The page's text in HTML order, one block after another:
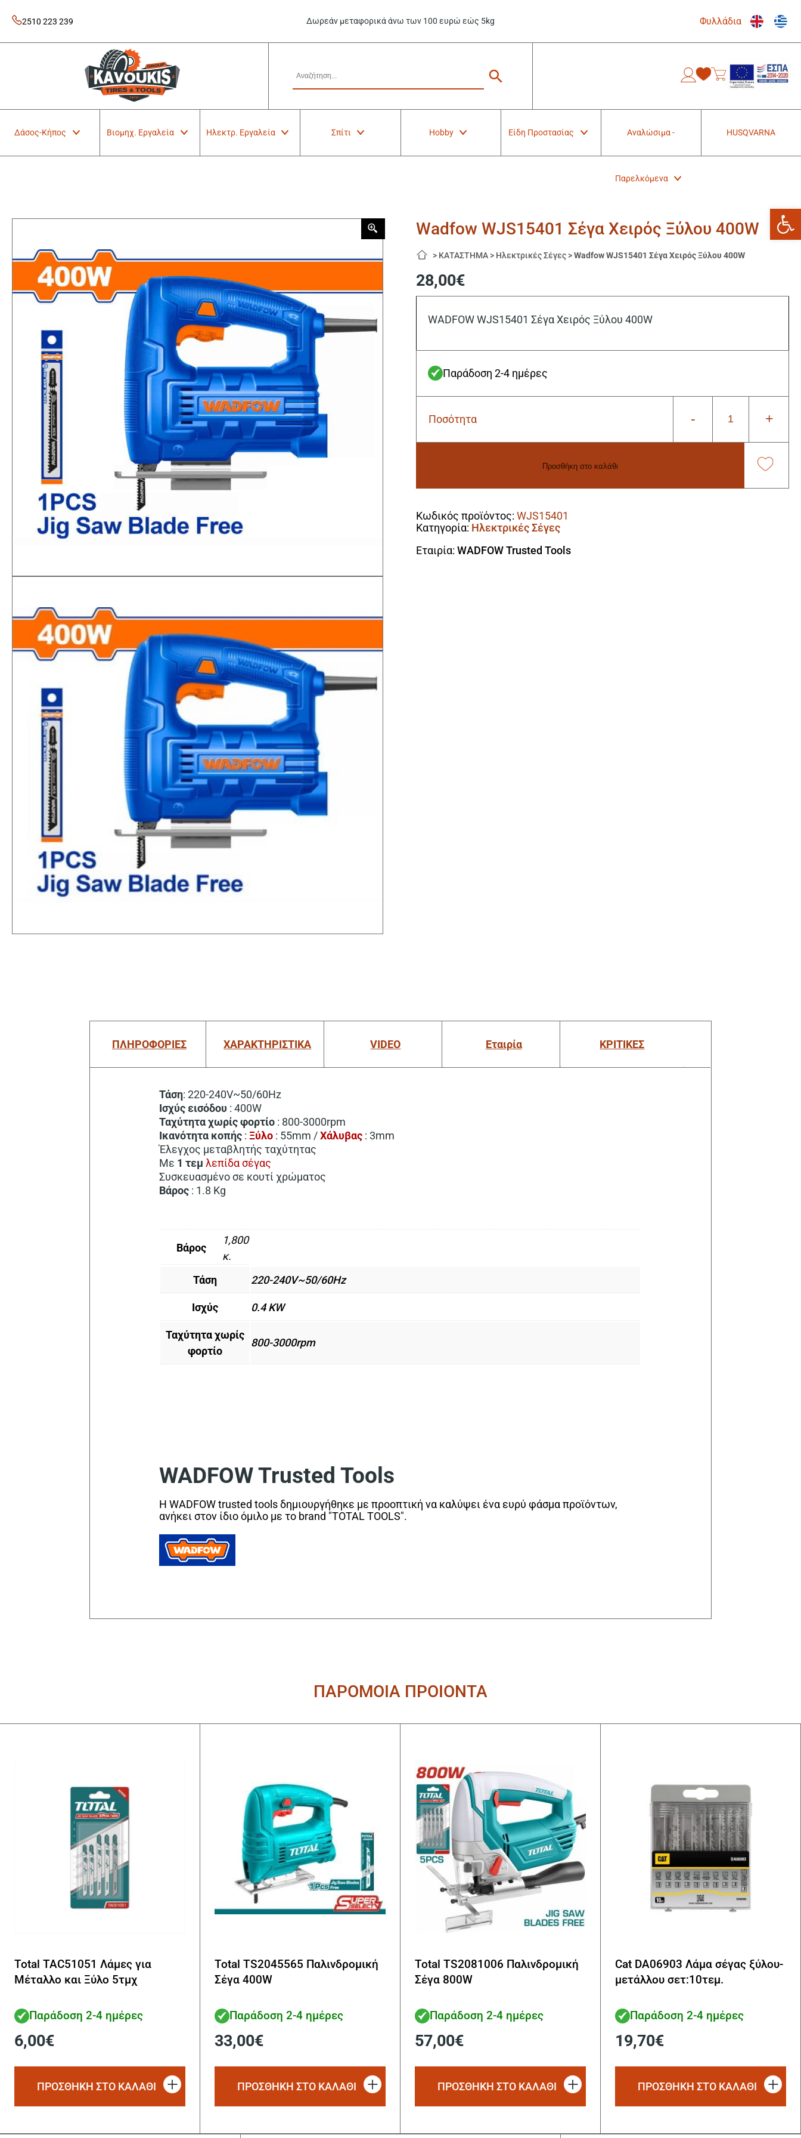
content
2510 223 239 Δωρεάν μεταφορικά άνω των 100 ευρώ εώς 5kg Φυλλάδια
Kavoukis Tools
Tires & Tools
Δάσος-Κήπος Βιομηχ. Εργαλεία Ηλεκτρ. Εργαλεία Σπίτι Hobby Είδη Προστασίας Αναλώσιμα -
Παρελκόμενα
HUSQVARNA
Wadfow WJS15401 Σέγα Χειρός Ξύλου 400W
> ΚΑΤΑΣΤΗΜΑ > Ηλεκτρικές Σέγες >Wadfow WJS15401 Σέγα Χειρός Ξύλου 400W
28,00€
WADFOW WJS15401 Σέγα Χειρός Ξύλου 400W
Παράδοση 2-4 ημέρες
Ποσότητα -
Wadfow
+
Προσθήκη στο καλάθι
Κωδικός προϊόντος:WJS15401
Κατηγορία: Ηλεκτρικές Σέγες
Εταιρία: WADFOW Trusted Tools
ΠΛΗΡΟΦΟΡΙΕΣ ΧΑΡΑΚΤΗΡΙΣΤΙΚΑ VIDEO Εταιρία ΚΡΙΤΙΚΕΣ
Τάση: 220-240V~50/60Hz
Ισχύς εισόδου : 400W
Ταχύτητα χωρίς φορτίο : 800-3000rpm
Ικανότητα κοπής :Ξύλο : 55mm /Χάλυβας : 3mm
Έλεγχος μεταβλητής ταχύτητας
Με 1 τεμ λεπίδα σέγας
Συσκευασμένο σε κουτί χρώματος
Βάρος : 1.8 Kg
Βάρος
1,800
κ.
Τάση
220-240V~50/60Hz
Ισχύς 0.4 KW
Ταχύτητα χωρίς
φορτίο
800-3000rpm
WADFOW Trusted Tools
Η WADFOW trusted tools δημιουργήθηκε με προοπτική να καλύψει ένα ευρύ φάσμα προϊόντων,
ανήκει στον ίδιο όμιλο με το brand "TOTAL TOOLS".
ΠΑΡΟΜΟΙΑ ΠΡΟΙΟΝΤΑ
Total TAC51051 Λάμες για
Μέταλλο και Ξύλο 5τμχ
Παράδοση 2-4 ημέρες
6,00€
ΠΡΟΣΘΗΚΗ ΣΤΟ ΚΑΛΑΘΙ
Total TS2045565 Παλινδρομική
Σέγα 400W
Παράδοση 2-4 ημέρες
33,00€
ΠΡΟΣΘΗΚΗ ΣΤΟ ΚΑΛΑΘΙ
Total TS2081006 Παλινδρομική
Σέγα 800W
Παράδοση 2-4 ημέρες
57,00€
ΠΡΟΣΘΗΚΗ ΣΤΟ ΚΑΛΑΘΙ
Cat DA06903 Λάμα σέγας ξύλου-
μετάλλου σετ:10τεμ.
Παράδοση 2-4 ημέρες
19,70€
ΠΡΟΣΘΗΚΗ ΣΤΟ ΚΑΛΑΘΙ